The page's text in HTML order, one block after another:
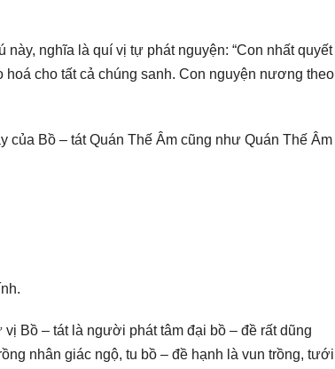
này, nghĩa là quí vị tự phát nguyện: “Con nhất quyết
cho tất cả chúng sanh. Con nguyện nương theo
của Bồ – tát Quán Thế Âm cũng như Quán Thế Âm
Bồ – tát là người phát tâm đại bồ – đề rất dũng
nhân giác ngộ, tu bồ – đề hạnh là vun trồng, tưới